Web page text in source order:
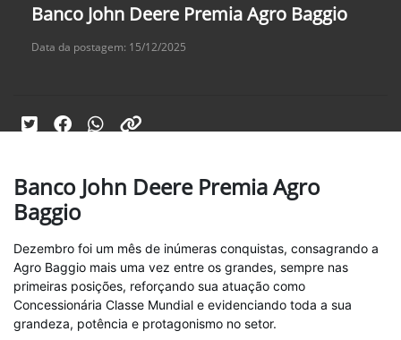
Banco John Deere Premia Agro Baggio
Data da postagem: 15/12/2025
Banco John Deere Premia Agro
Baggio
Dezembro foi um mês de inúmeras conquistas, consagrando a
Agro Baggio mais uma vez entre os grandes, sempre nas
primeiras posições, reforçando sua atuação como
Concessionária Classe Mundial e evidenciando toda a sua
grandeza, potência e protagonismo no setor.